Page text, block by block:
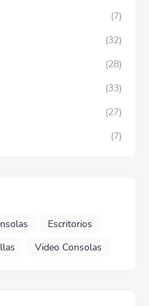
(7)
(32)
(28)
(33)
(27)
(7)
Escritorios
Video Consolas